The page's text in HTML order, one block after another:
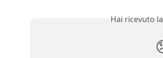
Hai ricevuto